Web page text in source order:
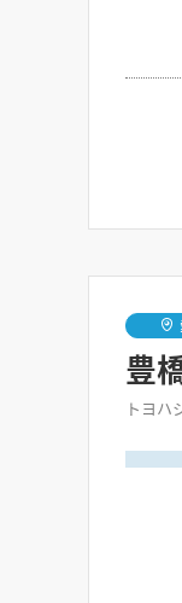
豊
トヨハ